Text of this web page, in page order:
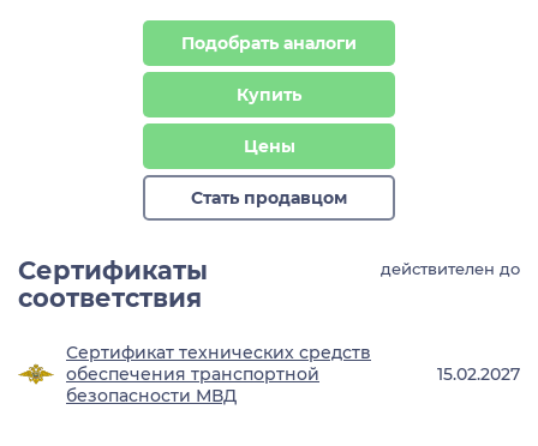
Подобрать аналоги
Купить
Цены
Стать продавцом
Сертификаты
соответствия
действителен до
Сертификат технических средств
обеспечения транспортной
безопасности МВД
15.02.2027